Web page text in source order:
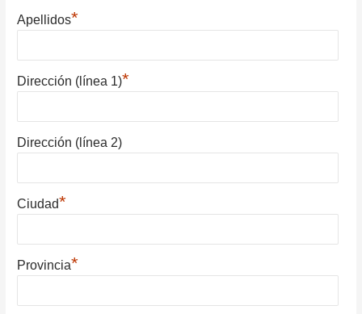
Apellidos*
Dirección (línea 1)*
Dirección (línea 2)
Ciudad*
Provincia*